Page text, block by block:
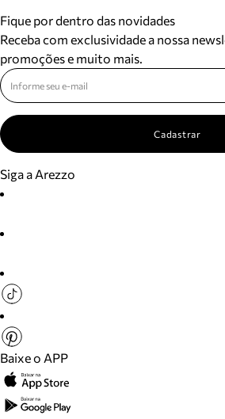
Fique por dentro das novidades
Receba com exclusividade a nossa
promoções e muito mais.
Cadastrar
Siga a Arezzo
Baixe o APP